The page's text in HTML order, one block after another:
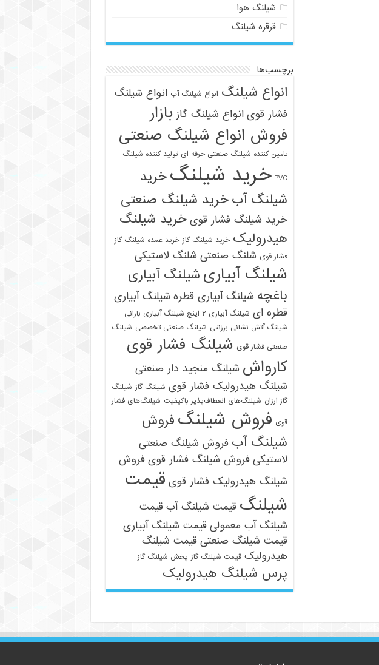
شیلنگ هوا
قرقره شیلنگ
برچسب‌ها
انواع شیلنگ انواع شیلنگ آب انواع شیلنگ
فشار قوی انواع شیلنگ گاز بازار
فروش انواع شیلنگ صنعتی
تامین کننده شیلنگ صنعتی حرفه ای تولید کننده شیلنگ
PVC خرید شیلنگ خرید
شیلنگ آب خرید شیلنگ صنعتی
خرید شیلنگ فشار قوی خرید شیلنگ
هیدرولیک خرید شیلنگ گاز خرید عمده شیلنگ گاز
فشار قوی شلنگ صنعتی شلنگ لاستیکی
شیلنگ آبیاری شیلنگ آبیاری
باغچه شیلنگ آبیاری قطره شیلنگ آبیاری
قطره ای شیلنگ آبیاری ۲ اینچ شیلنگ آبیاری بارانی
شیلنگ آتش نشانی برزنتی شیلنگ صنعتی تخصصی شیلنگ
صنعتی فشار قوی شیلنگ فشار قوی
کارواش شیلنگ منجید دار صنعتی
شیلنگ هیدرولیک فشار قوی شیلنگ گاز شیلنگ
گاز ارزان شیلنگ‌های انعطاف‌پذیر باکیفیت شیلنگ‌های فشار
قوی فروش شیلنگ فروش
شیلنگ آب فروش شیلنگ صنعتی
لاستیکی فروش شیلنگ فشار قوی فروش
شیلنگ هیدرولیک فشار قوی قیمت
شیلنگ قیمت شیلنگ آب قیمت
شیلنگ آب معمولی قیمت شیلنگ آبیاری
قیمت شیلنگ صنعتی قیمت شیلنگ
هیدرولیک قیمت شیلنگ گاز پخش شیلنگ گاز
پرس شیلنگ هیدرولیک